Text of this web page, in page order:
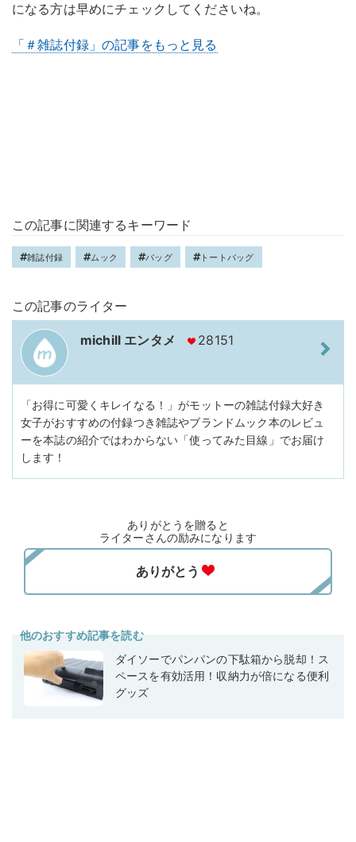
になる方は早めにチェックしてくださいね。
「＃雑誌付録」の記事をもっと見る
この記事に関連するキーワード
雑誌付録 ムック バッグ トートバッグ
この記事のライター
michill エンタメ 28151
「お得に可愛くキレイなる！」がモットーの雑誌付録大好き
女子がおすすめの付録つき雑誌やブランドムック本のレビュ
ーを本誌の紹介ではわからない「使ってみた目線」でお届け
します！
ありがとうを贈ると
ライターさんの励みになります
他のおすすめ記事を読む
ダイソーでパンパンの下駄箱から脱却！ス
ペースを有効活用！収納力が倍になる便利
グッズ